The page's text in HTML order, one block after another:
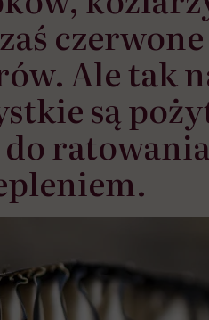
czerwone
Ale tak
są